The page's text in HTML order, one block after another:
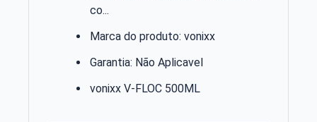
co...
Marca do produto: vonixx
Garantia: Não Aplicavel
vonixx V-FLOC 500ML